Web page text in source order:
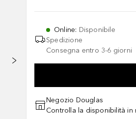
Online: Disponibile
Spedizione
Consegna entro 3-6 giorni
Negozio Douglas
Controlla la disponibilità in